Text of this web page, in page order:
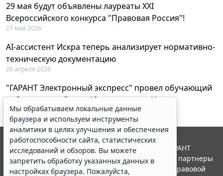
29 мая будут объявлены лауреаты XXI
Всероссийского конкурса "Правовая Россия"!
27 мая 2026
AI-ассистент Искра теперь анализирует нормативно-
техническую документацию
28 апреля 2026
"ГАРАНТ Электронный экспресс" провел обучающий
вебинар по работе с AI-ассистентом Искра
23 апреля 2026
Мы обрабатываем локальные данные
браузера и используем инструменты
аналитики в целях улучшения и обеспечения
работоспособности сайта, статистических
исследований и обзоров. Вы можете
запретить обработку указанных данных в
настройках браузера. Пожалуйста,
© ООО "НПП "ГАРАНТ-СЕРВИС", 2026. Система ГАРАНТ
выпускается с 1990 года. Компания "Гарант" и ее партнеры
являются участниками Российской ассоциации правовой